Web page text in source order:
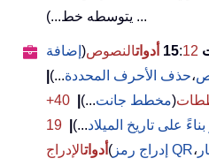
يتوسطه خط...) ...
:12 أدواتالنصوص( إضافة
،حذف الأحرف المحددة...)
(مخطط جانت...)
40+
على تاريخ الميلاد...)
19
أدواتالإدراج ( إدراج رمز QR،